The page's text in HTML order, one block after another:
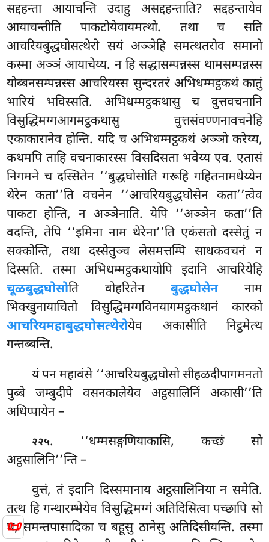
📜
सद्दहन्ता आयाचन्ति उदाहु असद्दहन्ताति? सद्दहन्तायेव
आयाचन्तीति पाकटोयेवायमत्थो. तथा च सति
आचरियबुद्धघोसत्थेरो सयं अञ्ञेहि समत्थतरोव समानो
कस्मा अञ्ञं आयाचेय्य. न हि सद्धासम्पन्नस्स थामसम्पन्नस्स
योब्बनसम्पन्नस्स आचरियस्स सुन्दरतरं अभिधम्मट्ठकथं कातुं
भारियं भविस्सति. अभिधम्मट्ठकथासु च वुत्तवचनानि
विसुद्धिमग्गआगमट्ठकथासु वुत्तसंवण्णनावचनेहि
एकाकारानेव होन्ति. यदि च अभिधम्मट्ठकथं अञ्ञो करेय्य,
कथमपि ताहि वचनाकारस्स विसदिसता भवेय्य एव. एतासं
निगमने च दस्सितेन ‘‘बुद्धघोसोति गरूहि गहितनामधेय्येन
थेरेन कता’’ति वचनेन ‘‘आचरियबुद्धघोसेन कता’’त्वेव
पाकटा होन्ति, न अञ्ञेनाति. येपि ‘‘अञ्ञेन कता’’ति
वदन्ति, तेपि ‘‘इमिना नाम थेरेना’’ति एकंसतो दस्सेतुं न
सक्कोन्ति, तथा दस्सेतुञ्च लेसमत्तम्पि साधकवचनं न
दिस्सति. तस्मा अभिधम्मट्ठकथायोपि इदानि आचरियेहि
चूळबुद्धघोसोति वोहरितेनबुद्धघोसेननाम
भिक्खुनायाचितो विसुद्धिमग्गविनयागमट्ठकथानं कारको
आचरियमहाबुद्धघोसत्थेरोयेव अकासीति निट्ठमेत्थ
गन्तब्बन्ति.
यं पन महावंसे ‘‘आचरियबुद्धघोसो सीहळदीपागमनतो
पुब्बे जम्बुदीपे वसनकालेयेव अट्ठसालिनिं अकासी’’ति
अधिप्पायेन –
२२५. ‘‘धम्मसङ्गणियाकासि, कच्छं सो
अट्ठसालिनि’’न्ति –
वुत्तं, तं इदानि दिस्समानाय अट्ठसालिनिया न समेति.
तत्थ हि गन्थारम्भेयेव विसुद्धिमग्गं अतिदिसित्वा पच्छापि सो
च, समन्तपासादिका च बहूसु ठानेसु अतिदिसीयन्ति. तस्मा